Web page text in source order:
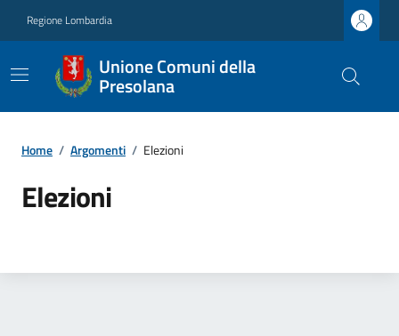
Regione Lombardia
Unione Comuni della
Presolana
Home / Argomenti / Elezioni
Elezioni